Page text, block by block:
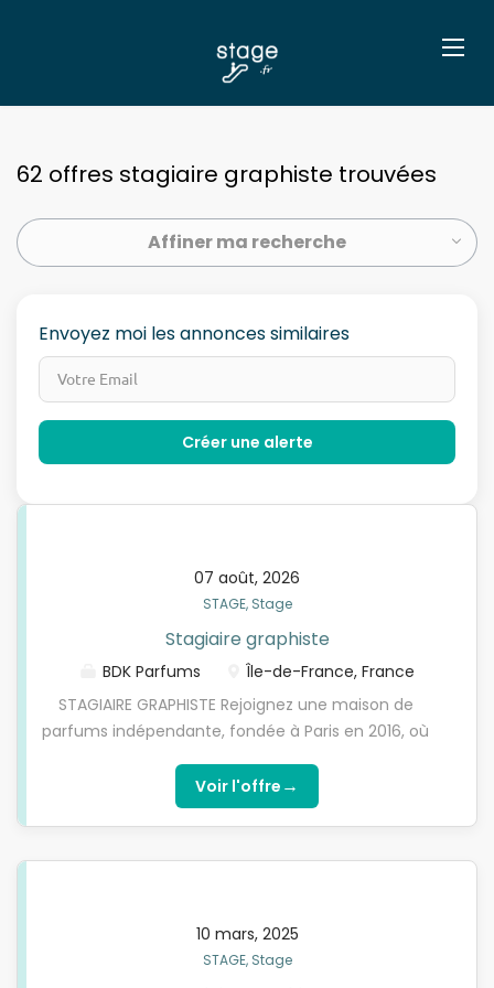
62 offres stagiaire graphiste trouvées
Affiner ma recherche
Envoyez moi les annonces similaires
07 août, 2026
STAGE, Stage
Stagiaire graphiste
BDK Parfums
Île-de-France, France
STAGIAIRE GRAPHISTE Rejoignez une maison de
parfums indépendante, fondée à Paris en 2016, où
perpétuelle dessinent une vision singulière du
parfum. La Maison BDK Parfums recherche un.e
accompagner l’équipe créative dans le
graphique et créative, vous participerez à la mise
en œuvre de l’univers visuel de la Maison, en
Voir l'offre →
10 mars, 2025
STAGE, Stage